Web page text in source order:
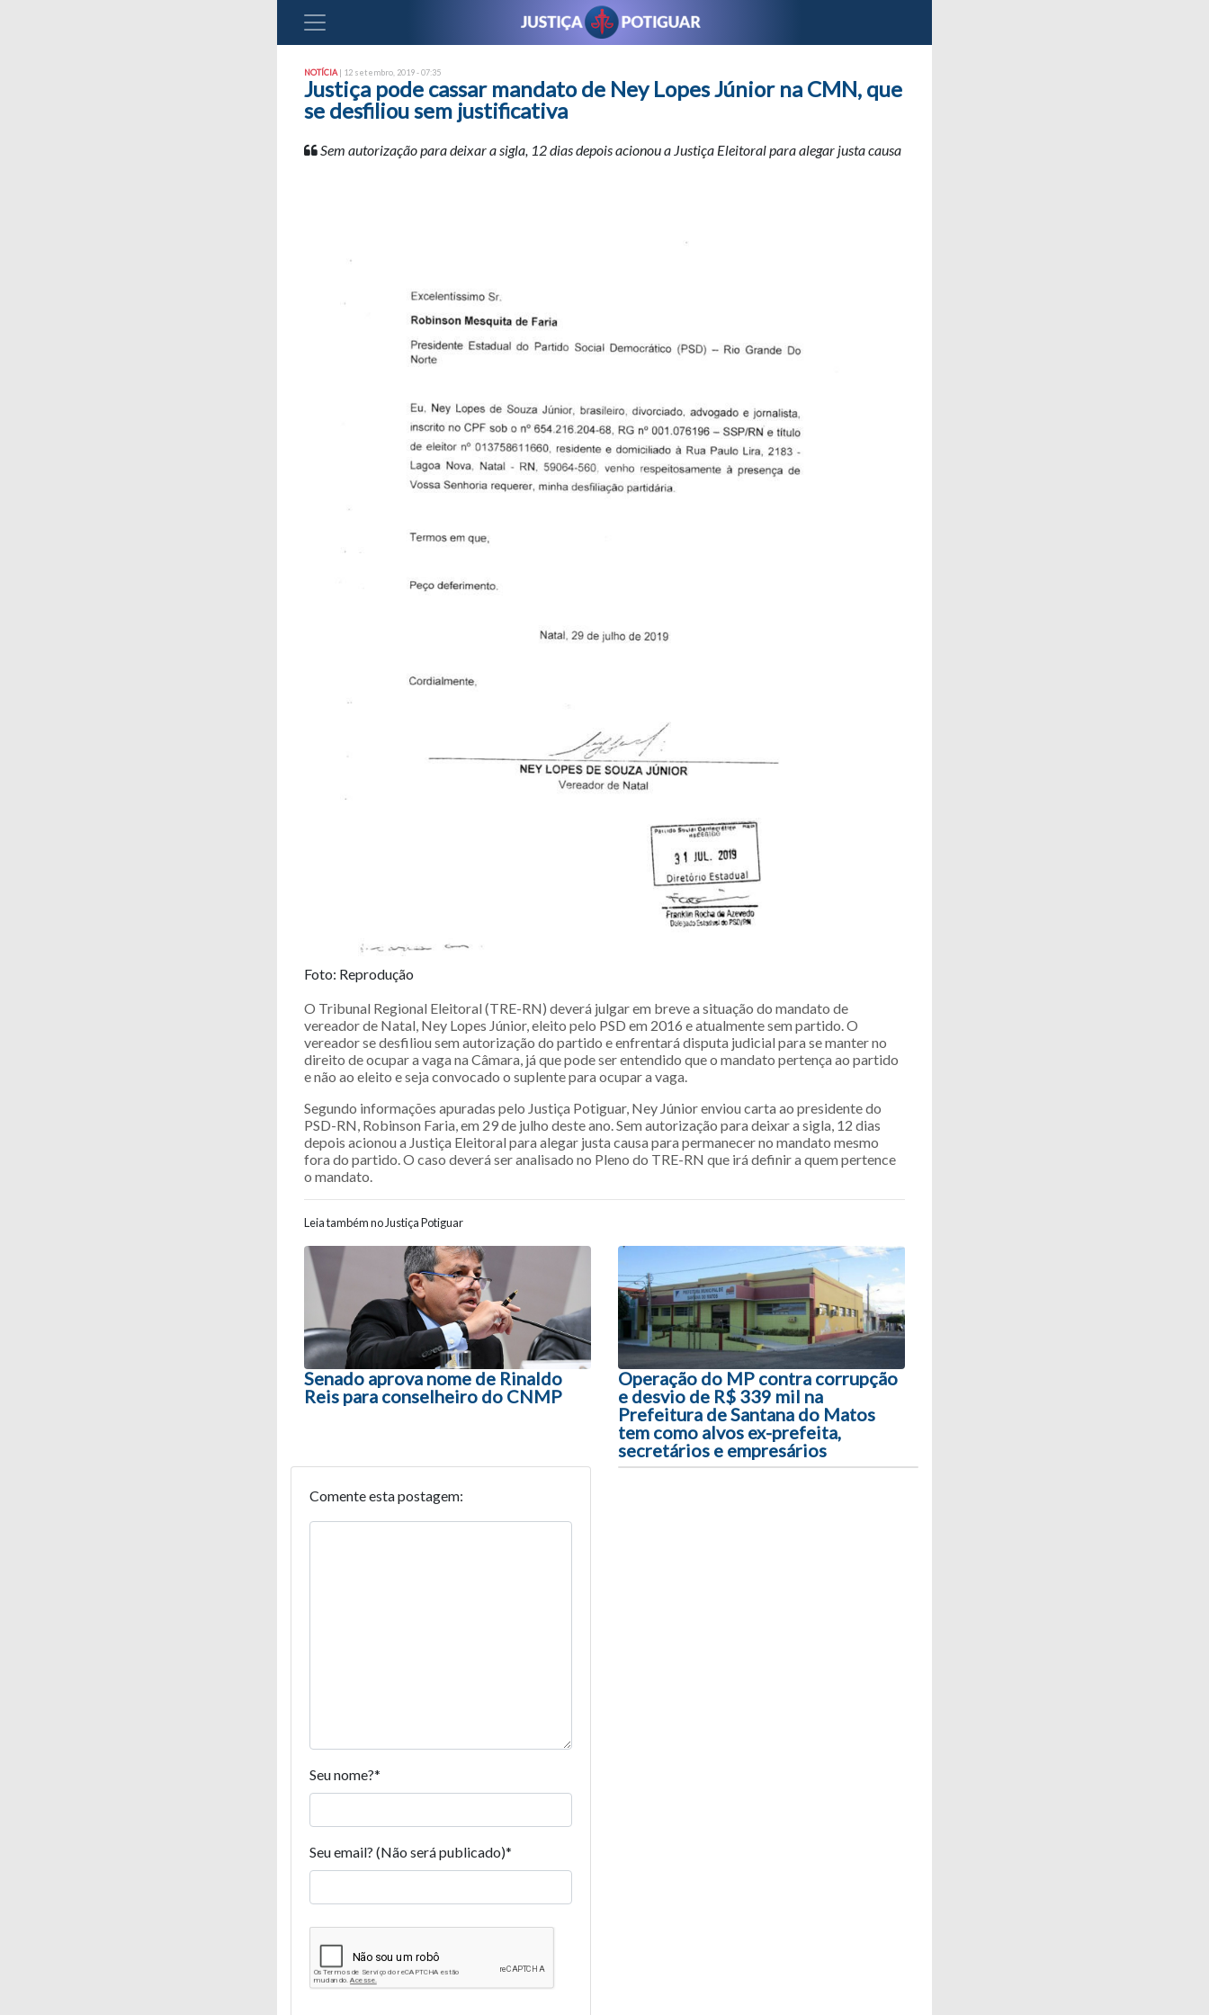
NOTÍCIA | 12 setembro, 2019 - 07:35
Justiça pode cassar mandato de Ney Lopes Júnior na CMN, que
se desfiliou sem justificativa
Sem autorização para deixar a sigla, 12 dias depois acionou a Justiça Eleitoral para alegar justa causa
Foto: Reprodução
O Tribunal Regional Eleitoral (TRE-RN) deverá julgar em breve a situação do mandato de
vereador de Natal, Ney Lopes Júnior, eleito pelo PSD em 2016 e atualmente sem partido. O
vereador se desfiliou sem autorização do partido e enfrentará disputa judicial para se manter no
direito de ocupar a vaga na Câmara, já que pode ser entendido que o mandato pertença ao partido
e não ao eleito e seja convocado o suplente para ocupar a vaga.
Segundo informações apuradas pelo Justiça Potiguar, Ney Júnior enviou carta ao presidente do
PSD-RN, Robinson Faria, em 29 de julho deste ano. Sem autorização para deixar a sigla, 12 dias
depois acionou a Justiça Eleitoral para alegar justa causa para permanecer no mandato mesmo
fora do partido. O caso deverá ser analisado no Pleno do TRE-RN que irá definir a quem pertence
o mandato.
Leia também no Justiça Potiguar
Navegação entre posts
Senado aprova nome de Rinaldo
Reis para conselheiro do CNMP
Operação do MP contra corrupção
e desvio de R$ 339 mil na
Prefeitura de Santana do Matos
tem como alvos ex-prefeita,
secretários e empresários
Comente esta postagem:
Seu nome?*
Seu email? (Não será publicado)*